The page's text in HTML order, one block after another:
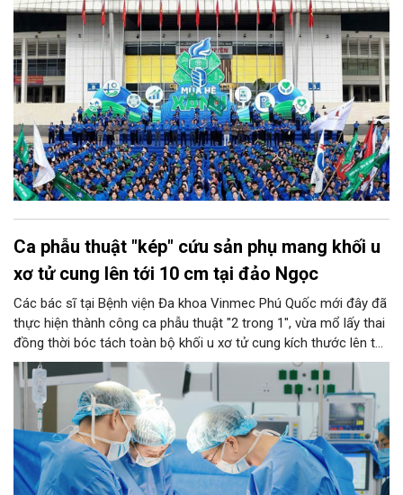
thời giữ nguyên Trường Đại học Thủ đô Hà Nội để tập trung đầu
tư phát triển. Toàn bộ công tác sắp xếp, sáp nhập được yêu
cầu hoàn thành trước ngày 25/8/2026.
Ca phẫu thuật "kép" cứu sản phụ mang khối u
xơ tử cung lên tới 10 cm tại đảo Ngọc
Các bác sĩ tại Bệnh viện Đa khoa Vinmec Phú Quốc mới đây đã
thực hiện thành công ca phẫu thuật "2 trong 1", vừa mổ lấy thai
đồng thời bóc tách toàn bộ khối u xơ tử cung kích thước lên tới
10 cm cho một sản phụ. Thành công này tiếp tục khẳng định
năng lực làm chủ các kỹ thuật sản khoa chuyên sâu ngay tại
tuyến đảo, thay vì phải chuyển tuyến vào đất liền như trước đây.